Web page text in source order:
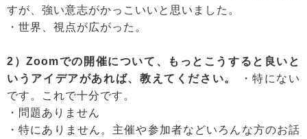
すが、強い意志がかっこいいと思いました。
・世界、視点が広がった。
2）Zoomでの開催について、もっとこうすると良いと
いうアイデアがあれば、教えてください。
・特にない
です。これで十分です。
・問題ありません
・特にありません。主催や参加者などいろんな方のお話